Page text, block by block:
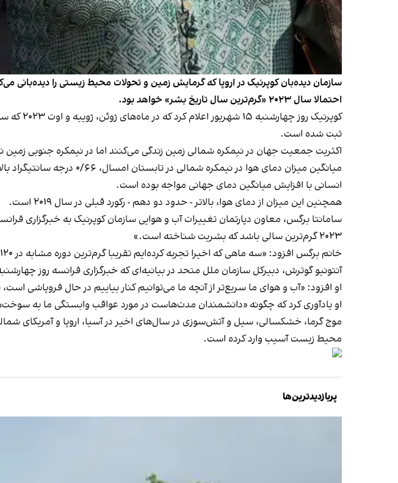
سازمان دیده‌بان کوپرنیک در اروپا که گرمایش زمین و تحولات محیط زیستی را دیده‌بانی
احتمالا سال ۲۰۲۳ «گرم‌ترین سال تاریخ بشر» خواهد بود.
ثبت شده است.
اکثریت جمعیت جهان در نیمکره شمالی زمین زندگی می‌کنند اما در نیمکره جنوبی
انسانی با افزایش میانگین دمای جهانی مواجه بوده است.
همچنین این میزان از دمای هوا، بالاتر - حدود دو دهم - رکورد قبلی در سال ۲۰۱۹ است.
سامانتا برگس، معاون دپارتمان تغییرات آب و هوایی سازمان کوپرنیک به خبرگزاری
۲۰۲۳ گرم‌ترین سالی باشد که بشریت شناخته است.»
خانم برگس افزود: «سه ماهی که اخیرا تجربه کرده‌ایم تقریبا گرم‌ترین دوره مشابه در ۱۲۰ هزار سال گذشته است.»
آنتونیو گوترش، دبیر‌کل سازمان ملل متحد در بیانیه‌ای که خبرگزاری فرانسه روز
او افزود: «آب‌ و هوای ما سریع‌تر از آنچه ما می‌توانیم کنار بیاییم در حال فروپاشی
او یادآوری کرد که چگونه «دانشمندان مدت‌هاست در مورد عواقب وابستگی ما به
موج گرما، خشکسالی، سیل و آتش‌سوزی در سال‌های اخیر در آسیا، اروپا و آمریکای
محیط‌ زیست آسیب وارد کرده است.
پربازدیدترین‌ها